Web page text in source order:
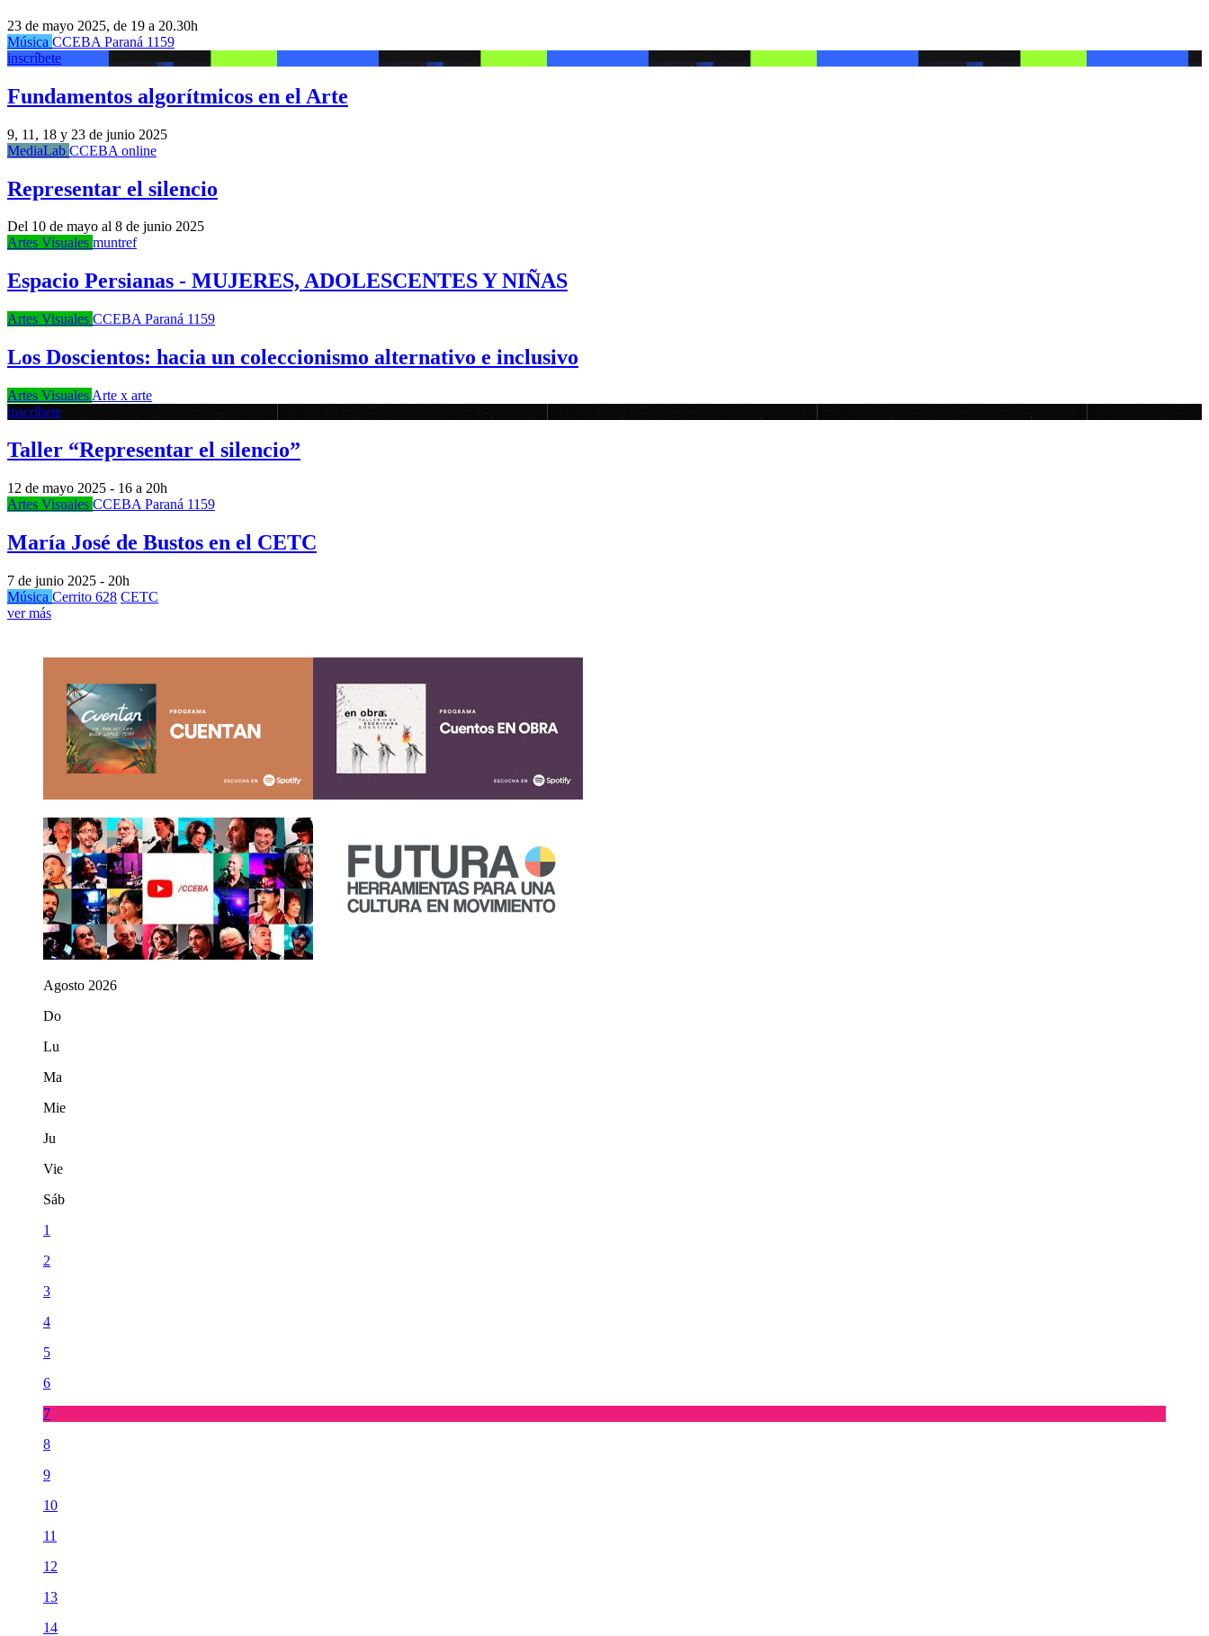
23 de mayo 2025, de 19 a 20.30h
Música CCEBA Paraná 1159
inscríbete
Fundamentos algorítmicos en el Arte
9, 11, 18 y 23 de junio 2025
MediaLab CCEBA online
Representar el silencio
Del 10 de mayo al 8 de junio 2025
Artes Visuales muntref
Espacio Persianas - MUJERES, ADOLESCENTES Y NIÑAS
Artes Visuales CCEBA Paraná 1159
Los Doscientos: hacia un coleccionismo alternativo e inclusivo
Artes Visuales Arte x arte
inscríbete
Taller “Representar el silencio”
12 de mayo 2025 - 16 a 20h
Artes Visuales CCEBA Paraná 1159
María José de Bustos en el CETC
7 de junio 2025 - 20h
Música Cerrito 628 CETC
ver más
Agosto 2026
Do
Lu
Ma
Mie
Ju
Vie
Sáb
1
2
3
4
5
6
7
8
9
10
11
12
13
14